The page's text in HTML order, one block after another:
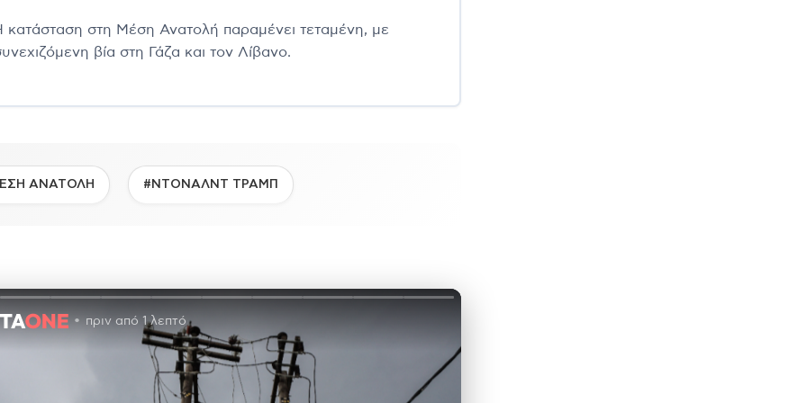
κατάσταση στη Μέση Ανατολή παραμένει τεταμένη, με
βία στη Γάζα και τον Λίβανο.
ΑΝΑΤΟΛΗ #ΝΤΟΝΑΛΝΤ ΤΡΑΜΠ
πριν από 1 λεπτό